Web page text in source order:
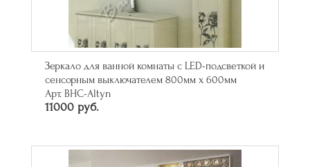
Зеркало для ванной комнаты с LED-подсветкой и
сенсорным выключателем 800мм х 600мм
Арт. BHC-Altyn
11000 руб.